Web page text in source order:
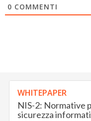
0 COMMENTI
WHITEPAPER
NIS-2: Normative
sicurezza